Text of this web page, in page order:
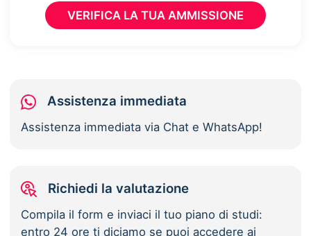
VERIFICA LA TUA AMMISSIONE
Assistenza immediata
Assistenza immediata via Chat e WhatsApp!
Richiedi la valutazione
Compila il form e inviaci il tuo piano di studi:
entro 24 ore ti diciamo se puoi accedere ai